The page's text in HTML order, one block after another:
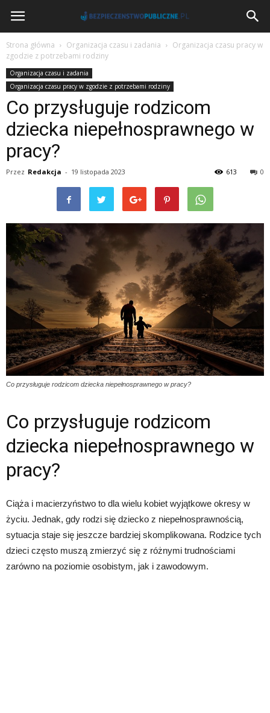
BezpieczenstwoPubliczne.pl
Strona główna Organizacja czasu i zadania
Organizacja czasu pracy w
zgodzie z potrzebami rodziny
Organizacja czasu i zadania
Organizacja czasu pracy w zgodzie z potrzebami rodziny
Co przysługuje rodzicom
dziecka niepełnosprawnego w
pracy?
Przez Redakcja - 19 listopada 2023 0
613
Co przysługuje rodzicom dziecka niepełnosprawnego w pracy?
Co przysługuje rodzicom
dziecka niepełnosprawnego w
pracy?
Ciąża i macierzyństwo to dla wielu kobiet wyjątkowe okresy w
życiu. Jednak, gdy rodzi się dziecko z niepełnosprawnością,
sytuacja staje się jeszcze bardziej skomplikowana. Rodzice tych
dzieci często muszą zmierzyć się z różnymi trudnościami
zarówno na poziomie osobistym, jak i zawodowym.